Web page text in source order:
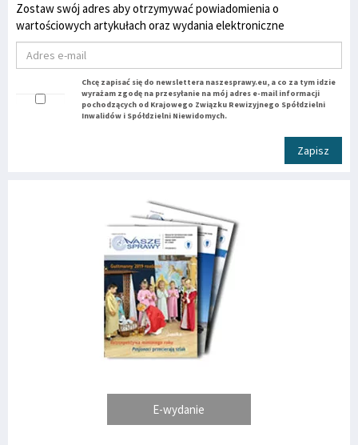
Zostaw swój adres aby otrzymywać powiadomienia o
wartościowych artykułach oraz wydania elektroniczne
Chcę zapisać się do newslettera naszesprawy.eu, a co za tym idzie
wyrażam zgodę na przesyłanie na mój adres e-mail informacji
pochodzących od Krajowego Związku Rewizyjnego Spółdzielni
Inwalidów i Spółdzielni Niewidomych.
Zapisz
E-wydanie